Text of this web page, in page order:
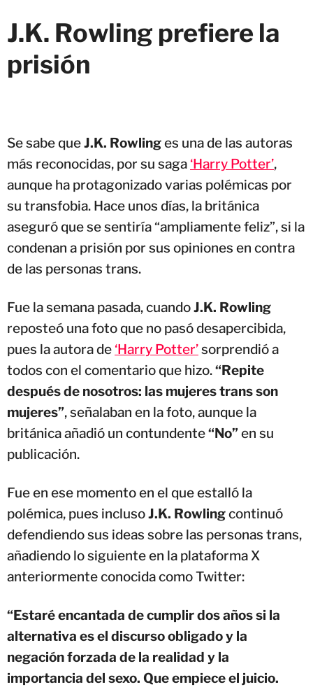
J.K. Rowling prefiere la
prisión
Se sabe queJ.K. Rowlinges una de las autoras
más reconocidas, por su saga ‘Harry Potter’,
aunque ha protagonizado varias polémicas por
su transfobia. Hace unos días, la británica
aseguró que se sentiría “ampliamente feliz”, si la
condenan a prisión por sus opiniones en contra
de las personas trans.
Fue la semana pasada, cuandoJ.K. Rowling
reposteó una foto que no pasó desapercibida,
pues la autora de ‘Harry Potter’sorprendió a
todos con el comentario que hizo.“Repite
después de nosotros: las mujeres trans son
mujeres”, señalaban en la foto, aunque la
británica añadió un contundente“No” en su
publicación.
Fue en ese momento en el que estalló la
polémica, pues inclusoJ.K. Rowlingcontinuó
defendiendo sus ideas sobre las personas trans,
añadiendo lo siguiente en la plataforma X
anteriormente conocida como Twitter:
“Estaré encantada de cumplir dos años si la
alternativa es el discurso obligado y la
negación forzada de la realidad y la
importancia del sexo. Que empiece el juicio.